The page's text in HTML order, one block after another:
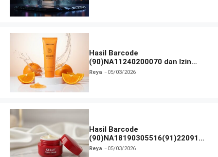
Hasil Barcode
(90)NA11240200070 dan Izin
BPOM
Reya 05/03/2026
Hasil Barcode
(90)NA18190305516(91)220918
dan Izin BPOM
Reya 05/03/2026